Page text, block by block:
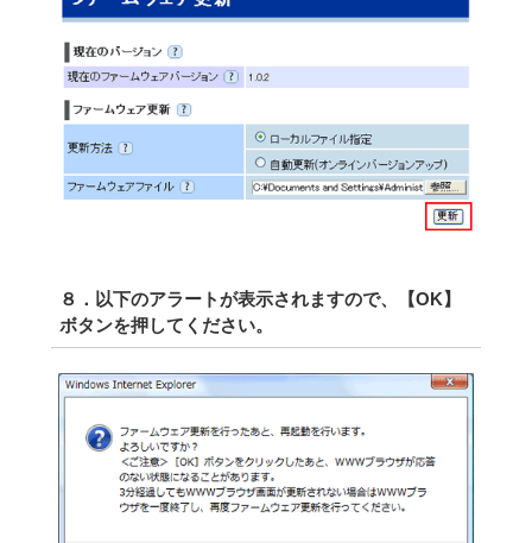
８．以下のアラートが表示されますので、【OK】
ボタンを押してください。